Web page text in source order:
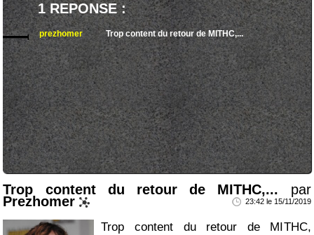
1 REPONSE :
prezhomer Trop content du retour de MITHC,...
Trop content du retour de MITHC,... par
Prezhomer 23:42 le 15/11/2019
Trop content du retour de MITHC,